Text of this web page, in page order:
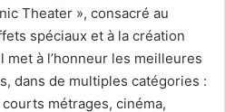
Theater », consacré au
spéciaux et à la création
met à l’honneur les meilleures
dans de multiples catégories :
métrages, cinéma,